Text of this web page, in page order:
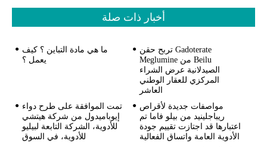
أخبار ذات صلة
ما هي مادة التباين ؟ كيف
يعمل ؟
تربح حقن Gadoterate
Meglumine من Beilu
الصيدلانية عرض الشراء
المركزي للعقار الوطني
العاشر
تمت الموافقة على طرح دواء
إيوباميدول من شركة هيتشي
للأدوية، الشركة التابعة لبيليو
للأدوية، في السوق
مواصفات جديدة لأقراص
ريباجلينيد من بيلو فاما تم
اعتبارها قد اجتازت تقييم جودة
الأدوية العامة واتساق الفعالية